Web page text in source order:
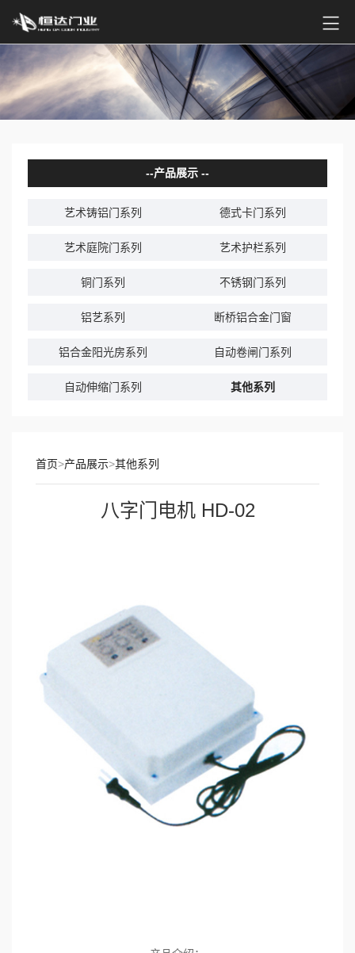
产品展示
艺术铸铝门系列 德式卡门系列
艺术庭院门系列 艺术护栏系列
铜门系列 不锈钢门系列
铝艺系列 断桥铝合金门窗
铝合金阳光房系列 自动卷闸门系列
自动伸缩门系列 其他系列
首页>产品展示>其他系列
八字门电机 HD-02